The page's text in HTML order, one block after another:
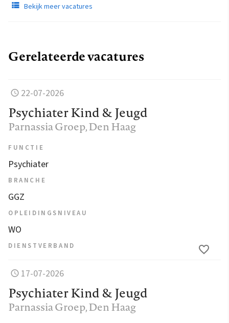
Bekijk meer vacatures
Gerelateerde vacatures
22-07-2026
Psychiater Kind & Jeugd
Parnassia Groep, Den Haag
FUNCTIE
Psychiater
BRANCHE
GGZ
OPLEIDINGSNIVEAU
WO
DIENSTVERBAND
17-07-2026
Psychiater Kind & Jeugd
Parnassia Groep, Den Haag